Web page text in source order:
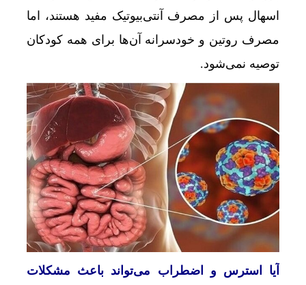
اسهال پس از مصرف آنتی‌بیوتیک مفید هستند، اما
مصرف روتین و خودسرانه آن‌ها برای همه کودکان
توصیه نمی‌شود.
آیا استرس و اضطراب می‌تواند باعث مشکلات